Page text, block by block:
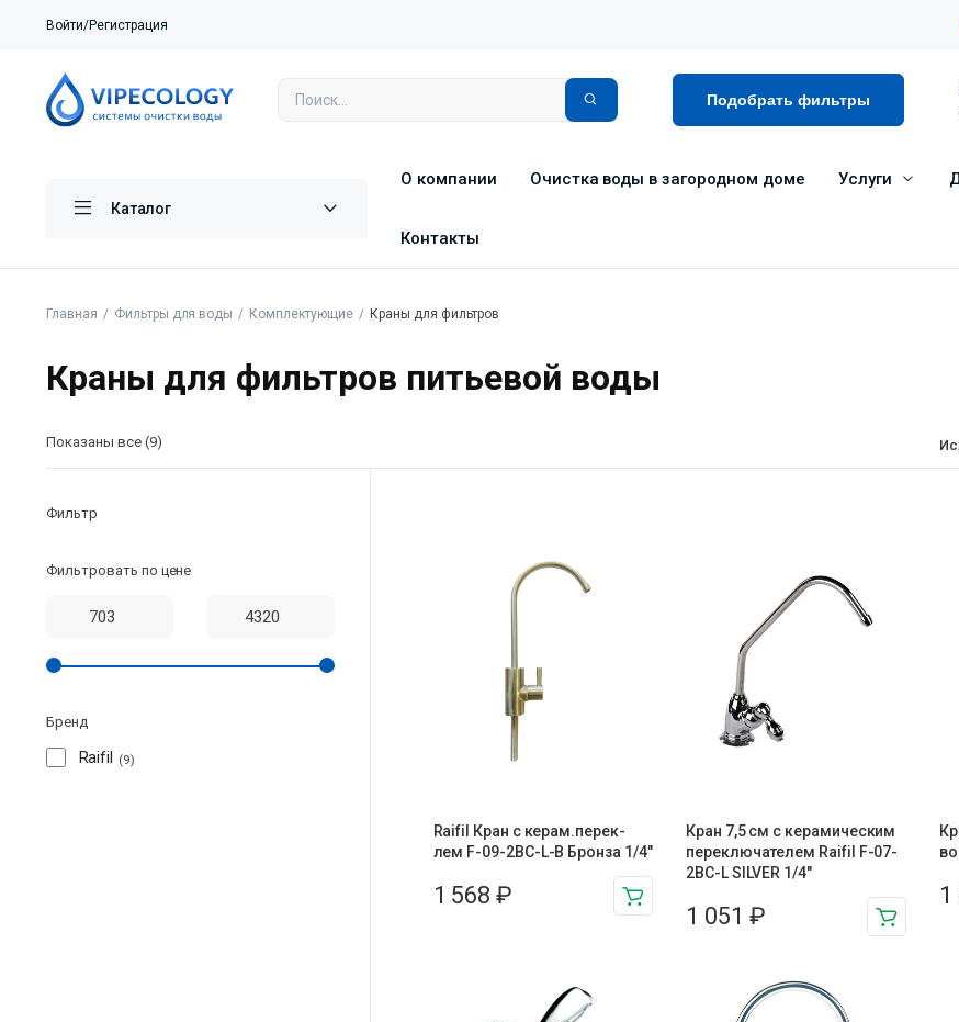
Войти/Регистрация
Подобрать фильтры
Каталог
О компании Очистка воды в загородном доме Услуги
Контакты
Главная Фильтры для воды Комплектующие Краны для фильтров
Краны для фильтров питьевой воды
Показаны все (9)
Raifil Кран с керам.перек-
лем F-09-2BC-L-B Бронза 1/4″
1 568₽
Кран 7,5 см с керамическим
переключателем Raifil F-07-
2BC-L SILVER 1/4″
1 051 ₽
1
Фильтр
Фильтровать по цене
Бренд
Raifil 9